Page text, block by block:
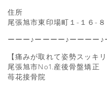
住所
尾張旭市東印場町１-１６-
ーーー♪ーーーー♪ーーーー♪
【痛みが取れて姿勢スッキリ
尾張旭市No1.産後骨盤矯正
苺花接骨院